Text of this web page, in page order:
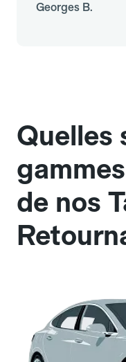
Georges B.
Quelles
de nos